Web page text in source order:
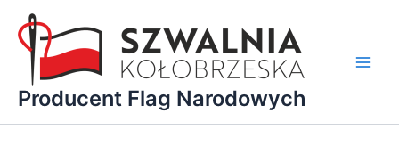
Przejdź
treści
Producent Flag Narodowych